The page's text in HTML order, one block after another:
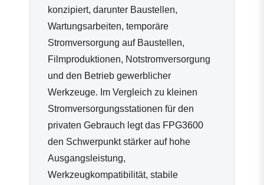
konzipiert, darunter Baustellen,
Wartungsarbeiten, temporäre
Stromversorgung auf Baustellen,
Filmproduktionen, Notstromversorgung
und den Betrieb gewerblicher
Werkzeuge. Im Vergleich zu kleinen
Stromversorgungsstationen für den
privaten Gebrauch legt das FPG3600
den Schwerpunkt stärker auf hohe
Ausgangsleistung,
Werkzeugkompatibilität, stabile